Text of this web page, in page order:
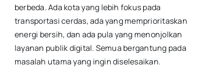
berbeda. Ada kota yang lebih fokus pada
transportasi cerdas, ada yang memprioritaskan
energi bersih, dan ada pula yang menonjolkan
layanan publik digital. Semua bergantung pada
masalah utama yang ingin diselesaikan.